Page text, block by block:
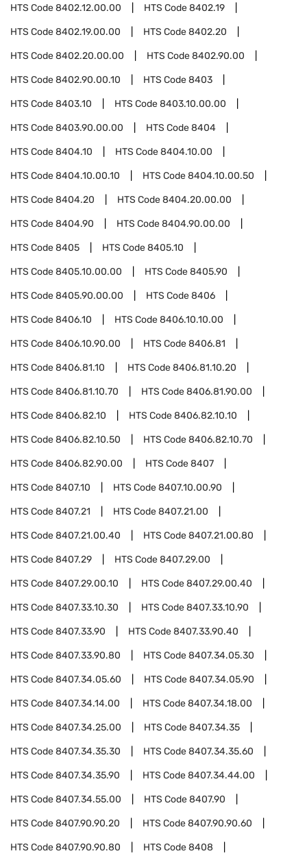
HTS Code8402.12.00.00 HTS Code8402.19
HTS Code8402.19.00.00 HTS Code8402.20
HTS Code8402.20.00.00 HTS Code8402.90.00
HTS Code8402.90.00.10 HTS Code8403
HTS Code8403.10 HTS Code8403.10.00.00
HTS Code8403.90.00.00 HTS Code8404
HTS Code8404.10 HTS Code8404.10.00
HTS Code8404.10.00.10 HTS Code8404.10.00.50
HTS Code8404.20 HTS Code8404.20.00.00
HTS Code8404.90 HTS Code8404.90.00.00
HTS Code8405 HTS Code8405.10
HTS Code8405.10.00.00 HTS Code8405.90
HTS Code8405.90.00.00 HTS Code8406
HTS Code8406.10 HTS Code8406.10.10.00
HTS Code8406.10.90.00 HTS Code8406.81
HTS Code8406.81.10 HTS Code8406.81.10.20
HTS Code8406.81.10.70 HTS Code8406.81.90.00
HTS Code8406.82.10 HTS Code8406.82.10.10
HTS Code8406.82.10.50 HTS Code8406.82.10.70
HTS Code8406.82.90.00 HTS Code8407
HTS Code8407.10 HTS Code8407.10.00.90
HTS Code8407.21 HTS Code8407.21.00
HTS Code8407.21.00.40 HTS Code8407.21.00.80
HTS Code8407.29 HTS Code8407.29.00
HTS Code8407.29.00.10 HTS Code8407.29.00.40
HTS Code8407.33.10.30 HTS Code8407.33.10.90
HTS Code8407.33.90 HTS Code8407.33.90.40
HTS Code8407.33.90.80 HTS Code8407.34.05.30
HTS Code8407.34.05.60 HTS Code8407.34.05.90
HTS Code8407.34.14.00 HTS Code8407.34.18.00
HTS Code8407.34.25.00 HTS Code8407.34.35
HTS Code8407.34.35.30 HTS Code8407.34.35.60
HTS Code8407.34.35.90 HTS Code8407.34.44.00
HTS Code8407.34.55.00 HTS Code8407.90
HTS Code8407.90.90.20 HTS Code8407.90.90.60
HTS Code8407.90.90.80 HTS Code8408